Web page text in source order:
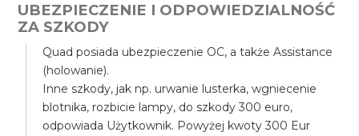
UBEZPIECZENIE I ODPOWIEDZIALNOŚĆ
ZA SZKODY
Quad posiada ubezpieczenie OC, a także Assistance
(holowanie).
Inne szkody, jak np. urwanie lusterka, wgniecenie
blotnika, rozbicie lampy, do szkody 300 euro,
odpowiada Użytkownik. Powyżej kwoty 300 Eur